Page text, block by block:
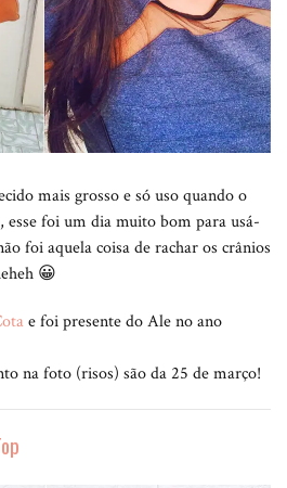
mais grosso e só uso quando o
esse foi um dia muito bom para usá-
foi aquela coisa de rachar os crânios
😀
e foi presente do Ale no ano
na foto (risos) são da 25 de março!